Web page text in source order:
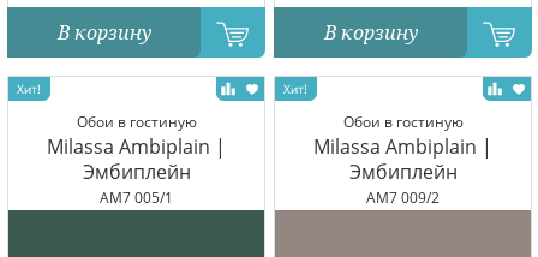
В корзину В корзину
Обои в гостиную
Milassa Ambiplain |
Эмбиплейн
AM7 005/1
Обои в гостиную
Milassa Ambiplain |
Эмбиплейн
AM7 009/2